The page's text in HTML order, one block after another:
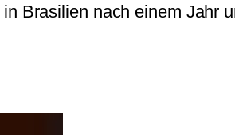
Brasilien nach einem Jahr